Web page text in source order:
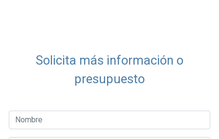
Solicita más información o
presupuesto